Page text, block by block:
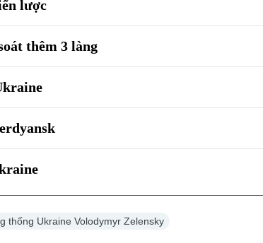
lược
thêm 3 làng
thống Ukraine Volodymyr Zelensky